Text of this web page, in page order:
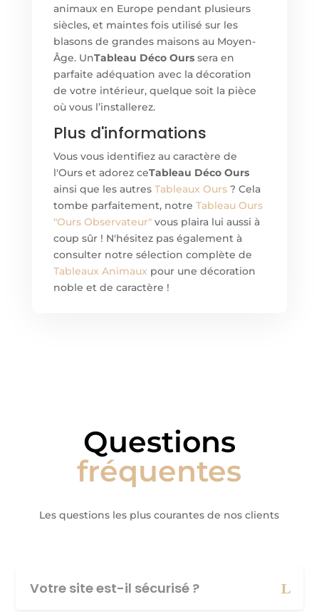
animaux en Europe pendant plusieurs
siècles, et maintes fois utilisé sur les
blasons de grandes maisons au Moyen-
Âge. UnTableau Déco Ourssera en
parfaite adéquation avec la décoration
de votre intérieur, quelque soit la pièce
où vous l’installerez.
Plus d'informations
Vous vous identifiez au caractère de
l'Ours et adorez ceTableau Déco Ours
ainsi que les autres Tableaux Ours? Cela
tombe parfaitement, notre Tableau Ours
"Ours Observateur"vous plaira lui aussi à
coup sûr ! N'hésitez pas également à
consulter notre sélection complète de
Tableaux Animaux pour une décoration
noble et de caractère !
Questions
fréquentes
Les questions les plus courantes de nos clients
Votre site est-il sécurisé ?